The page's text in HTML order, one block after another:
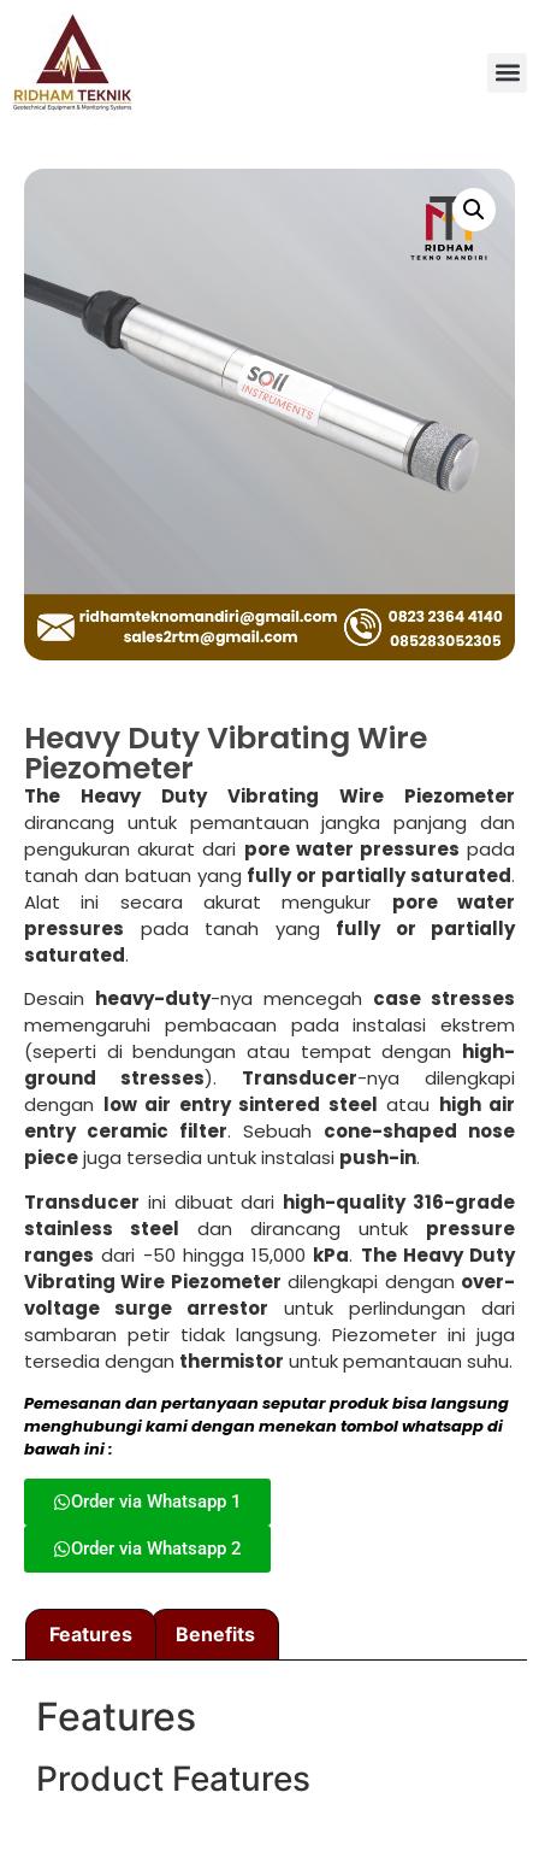
Heavy Duty Vibrating Wire
Piezometer
The Heavy Duty Vibrating Wire Piezometer
dirancang untuk pemantauan jangka panjang dan
pengukuran akurat dari pore water pressures pada
tanah dan batuan yang fully or partially saturated.
Alat ini secara akurat mengukur pore water
pressures pada tanah yang fully or partially
saturated.
Desain heavy-duty-nya mencegah case stresses
memengaruhi pembacaan pada instalasi ekstrem
(seperti di bendungan atau tempat dengan high-
ground stresses). Transducer-nya dilengkapi
dengan low air entry sintered steel atau high air
entry ceramic filter. Sebuah cone-shaped nose
piecejuga tersedia untuk instalasi push-in.
Transducer ini dibuat dari high-quality 316-grade
stainless steel dan dirancang untuk pressure
ranges dari -50 hingga 15,000 kPa. The Heavy Duty
Vibrating Wire Piezometer dilengkapi dengan over-
voltage surge arrestor untuk perlindungan dari
sambaran petir tidak langsung. Piezometer ini juga
tersedia dengan thermistor untuk pemantauan suhu.
Pemesanan dan pertanyaan seputar produk bisa langsung
menghubungi kami dengan menekan tombol whatsapp di
bawah ini :
Order via Whatsapp 1
Order via Whatsapp 2
Features Benefits
Features
Product Features